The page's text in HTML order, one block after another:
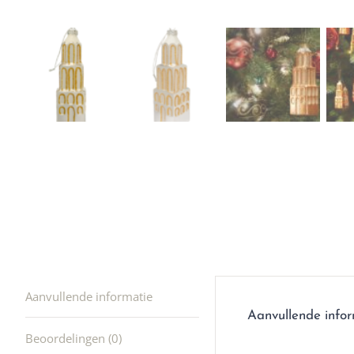
Ik was
en ik
winkel
hele
ook
Aanvullende informatie
Beoordelingen (0)
Aanvullende